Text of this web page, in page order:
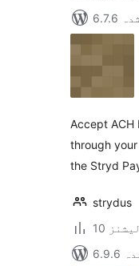
Accept ACH
through
the Stryd
strydus